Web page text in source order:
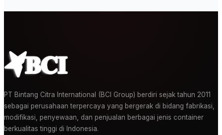
PT Bintang Citra International (BCI Group) berdiri sejak tahun 2011
sebagai perusahaan terpercaya yang bergerak di bidang fabrikasi,
modifikasi, penyewaan, dan penjualan berbagai jenis container
berkualitas tinggi di Indonesia.